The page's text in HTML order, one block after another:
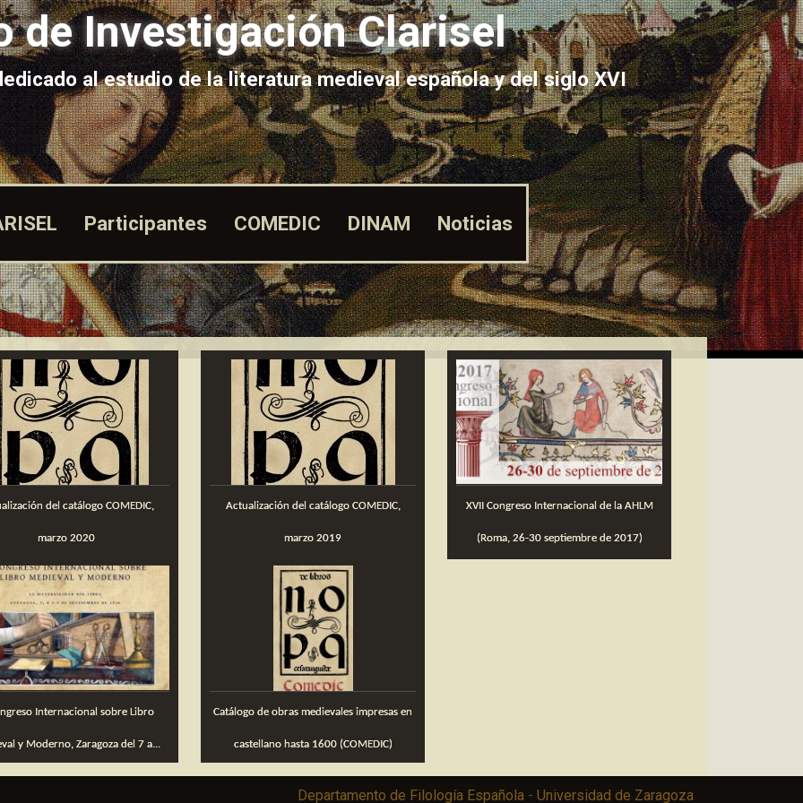
de Investigación Clarisel
al estudio de la literatura medieval española y del siglo XVI
Participantes COMEDIC DINAM Noticias
marzo 2020
Actualización del catálogo COMEDIC,
marzo 2019
XVII Congreso Internacional de la AHLM
(Roma, 26-30 septiembre de 2017)
y Moderno, Zaragoza del 7 a...
Catálogo de obras medievales impresas en
castellano hasta 1600 (COMEDIC)
Departamento de Filología Española - Universidad de Zaragoza